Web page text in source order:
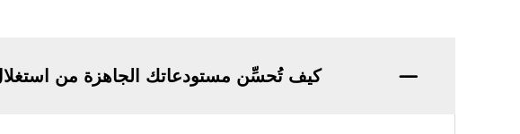
كيف تُحسِّن مستودعاتك الجاهزة من